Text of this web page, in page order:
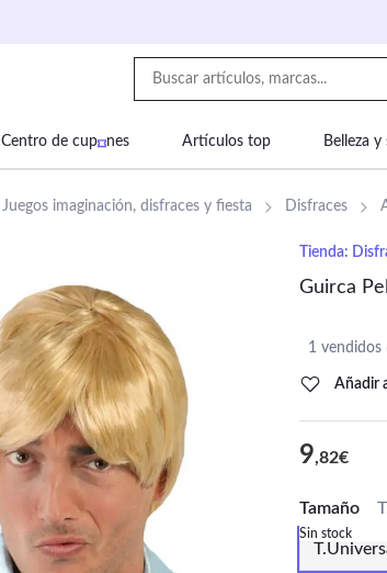
Centro de cup nes Artículos top Belleza y
Juguetes Deportes Equipaje
Juegos imaginación, disfraces y fiesta Disfraces
Tienda:
Guirca
1 vendidos
Añadir
9,82€
Tamaño
Sin stock